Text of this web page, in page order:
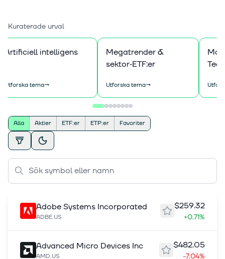
Kuraterade urval
Artificiell intelligens
Utforska tema→
Megatrender &
sektor‑ETF:er
Utforska tema→
Alla Aktier ETF:er ETP:er Favoriter
Adobe Systems Incorporated
ADBE.US
$259.32
+0.71%
Advanced Micro Devices Inc
AMD.US
$482.05
-7.04%